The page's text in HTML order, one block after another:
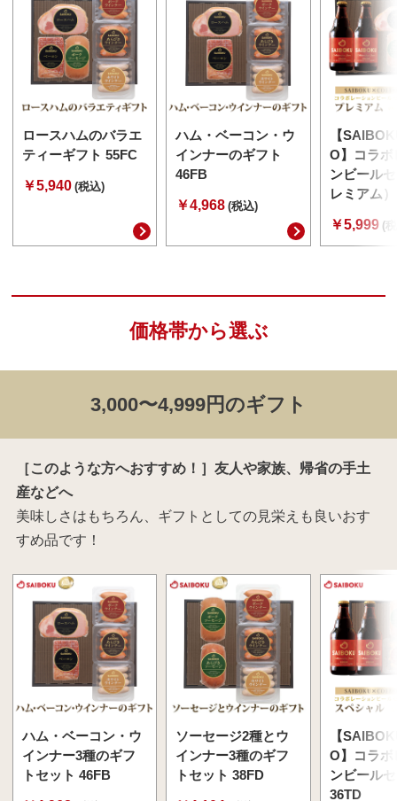
ロースハムのバラエ
ティーギフト 55FC
￥5,940 (税込)
ハム・ベーコン・ウ
インナーのギフト
46FB
￥4,968 (税込)
【
O】コラボ
ンビール
レミアム
￥5,999 (
価格帯から選ぶ
3,000〜4,999円のギフト
［このような方へおすすめ！］友人や家族、帰省の手土
産などへ
美味しさはもちろん、ギフトとしての見栄えも良いおす
すめ品です！
ハム・ベーコン・ウ
インナー3種のギフ
トセット 46FB
ソーセージ2種とウ
インナー3種のギフ
トセット 38FD
【
O】コラボ
ンビール
36TD